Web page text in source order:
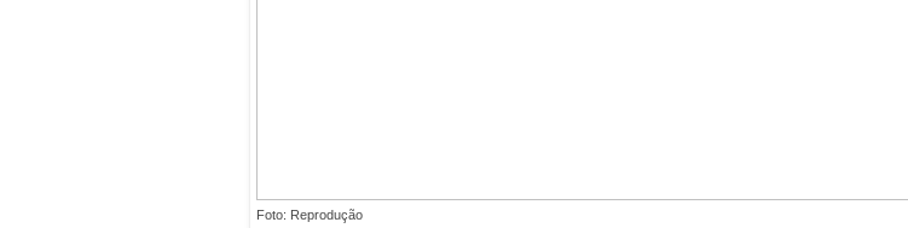
Foto: Reprodução